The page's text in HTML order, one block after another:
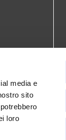
media e
sito
loro